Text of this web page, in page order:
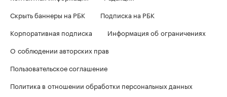
Скрыть баннеры на РБК
Подписка на РБК
Корпоративная подписка
Информация об ограничениях
О соблюдении авторских прав
Пользовательское соглашение
Политика в отношении обработки персональных данных